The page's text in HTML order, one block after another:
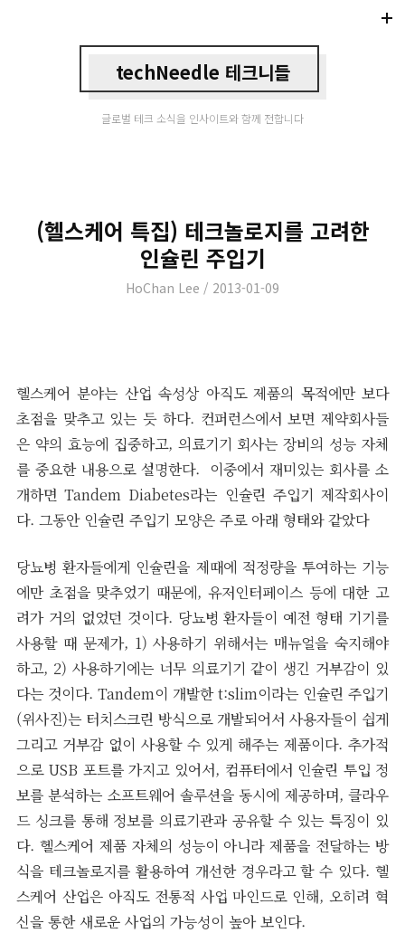
techNeedle 테크니들
글로벌 테크 소식을 인사이트와 함께 전합니다
(헬스케어 특집) 테크놀로지를 고려한
인슐린 주입기
Author
HoChan Lee
Posted
2013-01-09
헬스케어 분야는 산업 속성상 아직도 제품의 목적에만 보다
초점을 맞추고 있는 듯 하다. 컨퍼런스에서 보면 제약회사들
은 약의 효능에 집중하고, 의료기기 회사는 장비의 성능 자체
를 중요한 내용으로 설명한다. 이중에서 재미있는 회사를 소
개하면 Tandem Diabetes라는 인슐린 주입기 제작회사이
다. 그동안 인슐린 주입기 모양은 주로 아래 형태와 같았다
당뇨병 환자들에게 인슐린을 제때에 적정량을 투여하는 기능
에만 초점을 맞추었기 때문에, 유저인터페이스 등에 대한 고
려가 거의 없었던 것이다. 당뇨병 환자들이 예전 형태 기기를
사용할 때 문제가, 1) 사용하기 위해서는 매뉴얼을 숙지해야
하고, 2) 사용하기에는 너무 의료기기 같이 생긴 거부감이 있
다는 것이다. Tandem이 개발한 t:slim이라는 인슐린 주입기
(위사진)는 터치스크린 방식으로 개발되어서 사용자들이 쉽게
그리고 거부감 없이 사용할 수 있게 해주는 제품이다. 추가적
으로 USB 포트를 가지고 있어서, 컴퓨터에서 인슐린 투입 정
보를 분석하는 소프트웨어 솔루션을 동시에 제공하며, 클라우
드 싱크를 통해 정보를 의료기관과 공유할 수 있는 특징이 있
다. 헬스케어 제품 자체의 성능이 아니라 제품을 전달하는 방
식을 테크놀로지를 활용하여 개선한 경우라고 할 수 있다. 헬
스케어 산업은 아직도 전통적 사업 마인드로 인해, 오히려 혁
신을 통한 새로운 사업의 가능성이 높아 보인다.